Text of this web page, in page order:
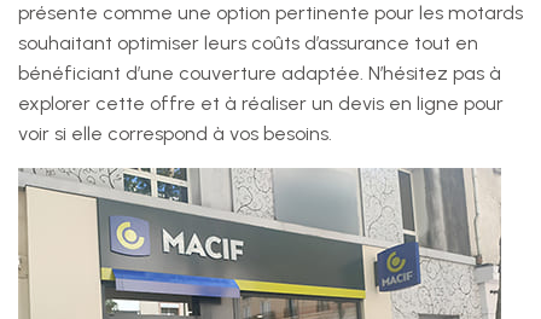
présente comme une option pertinente pour les motards
souhaitant optimiser leurs coûts d’assurance tout en
bénéficiant d’une couverture adaptée. N’hésitez pas à
explorer cette offre et à réaliser un devis en ligne pour
voir si elle correspond à vos besoins.